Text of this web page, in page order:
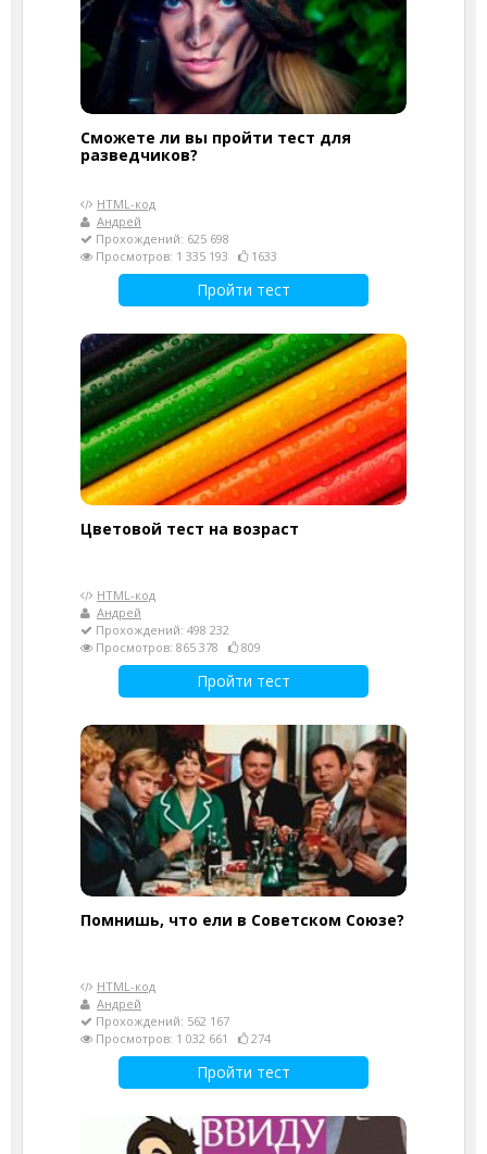
Сможете ли вы пройти тест для
разведчиков?
HTML-код
Андрей
Прохождений: 625 698
Просмотров: 1 335 193
1633
Пройти тест
Цветовой тест на возраст
HTML-код
Андрей
Прохождений: 498 232
Просмотров: 865 378
809
Пройти тест
Помнишь, что ели в Советском Союзе?
HTML-код
Андрей
Прохождений: 562 167
Просмотров: 1 032 661
274
Пройти тест